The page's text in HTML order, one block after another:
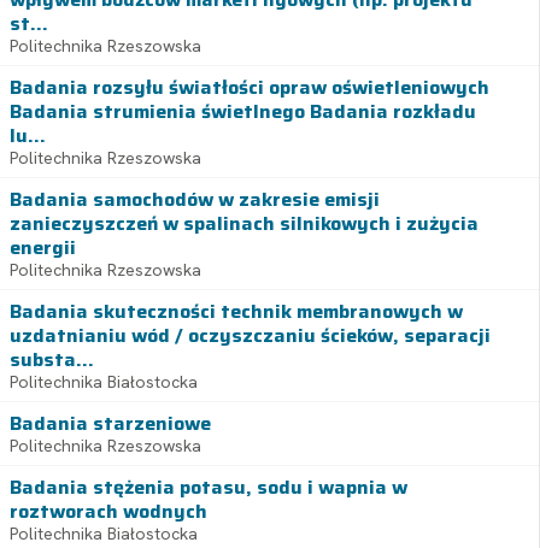
st...
Politechnika Rzeszowska
Badania rozsyłu światłości opraw oświetleniowych
Badania strumienia świetlnego Badania rozkładu
lu...
Politechnika Rzeszowska
Badania samochodów w zakresie emisji
zanieczyszczeń w spalinach silnikowych i zużycia
energii
Politechnika Rzeszowska
Badania skuteczności technik membranowych w
uzdatnianiu wód / oczyszczaniu ścieków, separacji
substa...
Politechnika Białostocka
Badania starzeniowe
Politechnika Rzeszowska
Badania stężenia potasu, sodu i wapnia w
roztworach wodnych
Politechnika Białostocka